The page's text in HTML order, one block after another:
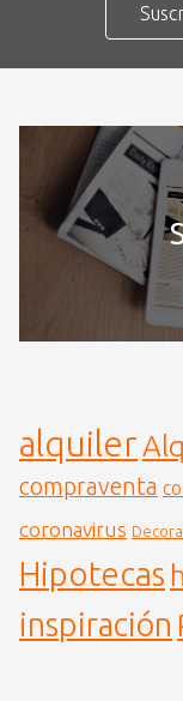
alquiler
compraventa
coronavirus
Hipotecas
inspiración